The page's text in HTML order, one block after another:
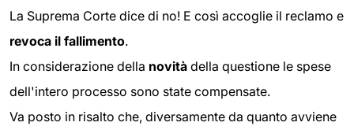
La Suprema Corte dice di no! E così accoglie il reclamo e
revoca il fallimento.
In considerazione della novità della questione le spese
dell'intero processo sono state compensate.
Va posto in risalto che, diversamente da quanto avviene